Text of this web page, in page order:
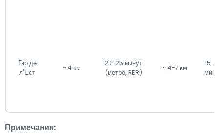
Гар де
л'Ест
~ 4 км
20-25 минут
(метро, RER)
~ 4-7 км
15-
Примечания: